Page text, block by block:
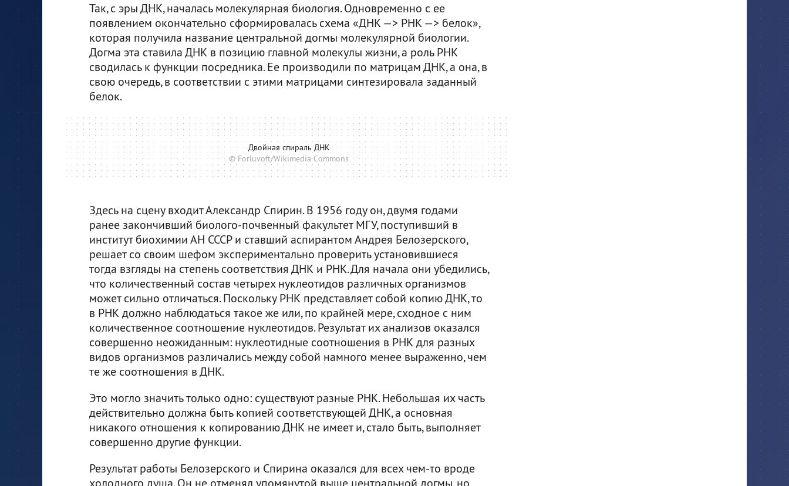
Так, с эры ДНК, началась молекулярная биология. Одновременно с ее
появлением окончательно сформировалась схема «ДНК —> РНК —> белок»,
которая получила название центральной догмы молекулярной биологии.
Догма эта ставила ДНК в позицию главной молекулы жизни, а роль РНК
сводилась к функции посредника. Ее производили по матрицам ДНК, а она, в
свою очередь, в соответствии с этими матрицами синтезировала заданный
белок.
Двойная спираль ДНК
© Forluvoft/Wikimedia Commons
Здесь на сцену входит Александр Спирин. В 1956 году он, двумя годами
ранее закончивший биолого-почвенный факультет МГУ, поступивший в
институт биохимии АН СССР и ставший аспирантом Андрея Белозерского,
решает со своим шефом экспериментально проверить установившиеся
тогда взгляды на степень соответствия ДНК и РНК. Для начала они убедились,
что количественный состав четырех нуклеотидов различных организмов
может сильно отличаться. Поскольку РНК представляет собой копию ДНК, то
в РНК должно наблюдаться такое же или, по крайней мере, сходное с ним
количественное соотношение нуклеотидов. Результат их анализов оказался
совершенно неожиданным: нуклеотидные соотношения в РНК для разных
видов организмов различались между собой намного менее выраженно, чем
те же соотношения в ДНК.
Это могло значить только одно: существуют разные РНК. Небольшая их часть
действительно должна быть копией соответствующей ДНК, а основная
никакого отношения к копированию ДНК не имеет и, стало быть, выполняет
совершенно другие функции.
Результат работы Белозерского и Спирина оказался для всех чем-то вроде
холодного душа. Он не отменял упомянутой выше центральной догмы, но